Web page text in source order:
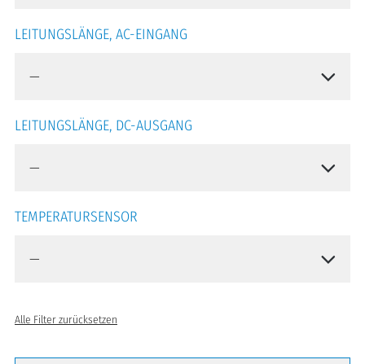
LEITUNGSLÄNGE, AC-EINGANG
LEITUNGSLÄNGE, DC-AUSGANG
TEMPERATURSENSOR
Alle Filter zurücksetzen